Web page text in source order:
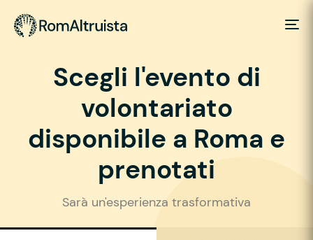
Scegli l'evento di
volontariato
disponibile a Roma e
prenotati
Sarà un'esperienza trasformativa